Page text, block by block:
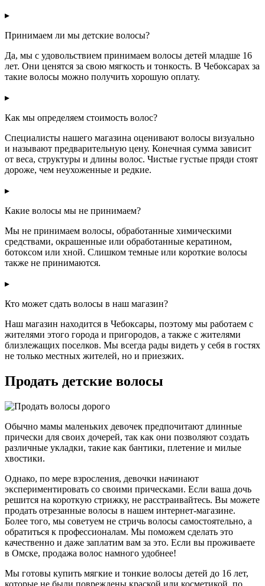
▸
Принимаем ли мы детские волосы?
Да, мы с удовольствием принимаем волосы детей младше 16
лет. Они ценятся за свою мягкость и тонкость. В Чебоксарах за
такие волосы можно получить хорошую оплату.
▸
Как мы определяем стоимость волос?
Специалисты нашего магазина оценивают волосы визуально
и называют предварительную цену. Конечная сумма зависит
от веса, структуры и длины волос. Чистые густые пряди стоят
дороже, чем неухоженные и редкие.
▸
Какие волосы мы не принимаем?
Мы не принимаем волосы, обработанные химическими
средствами, окрашенные или обработанные кератином,
ботоксом или хной. Слишком темные или короткие волосы
также не принимаются.
▸
Кто может сдать волосы в наш магазин?
Наш магазин находится в Чебоксары, поэтому мы работаем с
жителями этого города и пригородов, а также с жителями
близлежащих поселков. Мы всегда рады видеть у себя в гостях
не только местных жителей, но и приезжих.
Продать детские волосы
Обычно мамы маленьких девочек предпочитают длинные
прически для своих дочерей, так как они позволяют создать
различные укладки, такие как бантики, плетение и милые
хвостики.
Однако, по мере взросления, девочки начинают
экспериментировать со своими прическами. Если ваша дочь
решится на короткую стрижку, не расстраивайтесь. Вы можете
продать отрезанные волосы в нашем интернет-магазине.
Более того, мы советуем не стричь волосы самостоятельно, а
обратиться к профессионалам. Мы поможем сделать это
качественно и даже заплатим вам за это. Если вы проживаете
в Омске, продажа волос намного удобнее!
Мы готовы купить мягкие и тонкие волосы детей до 16 лет,
которые не были повреждены краской или косметикой, по